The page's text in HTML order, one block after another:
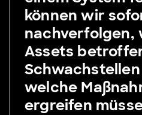
können wir
nachverfolgen,
Assets
welche
ergreifen